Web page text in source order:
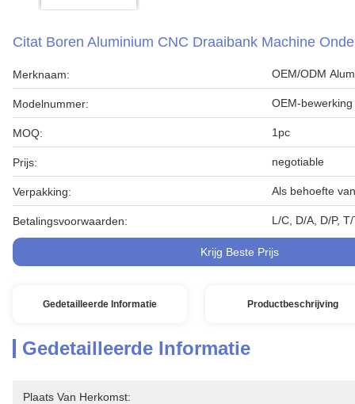
Citat Boren Aluminium CNC Draaibank Machine
Merknaam: OEM/ODM
Modelnummer: OEM-
MOQ: 1pc
Prijs: negotiable
Verpakking: Als behoefte
Betalingsvoorwaarden: L/C, D/A, D/P,
Krijg Beste Prijs
Gedetailleerde Informatie Productbeschrijving
Gedetailleerde Informatie
Plaats Van Herkomst: